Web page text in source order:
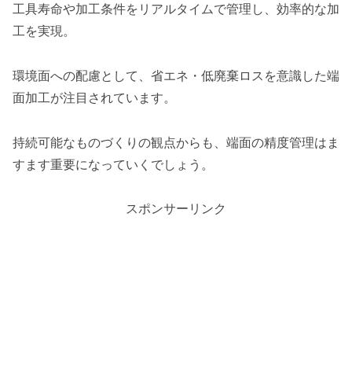
工具寿命や加工条件をリアルタイムで管理し、効率的な加
工を実現。
環境面への配慮として、省エネ・低廃棄ロスを意識した端
面加工が注目されています。
持続可能なものづくりの観点からも、端面の精度管理はま
すます重要になっていくでしょう。
スポンサーリンク